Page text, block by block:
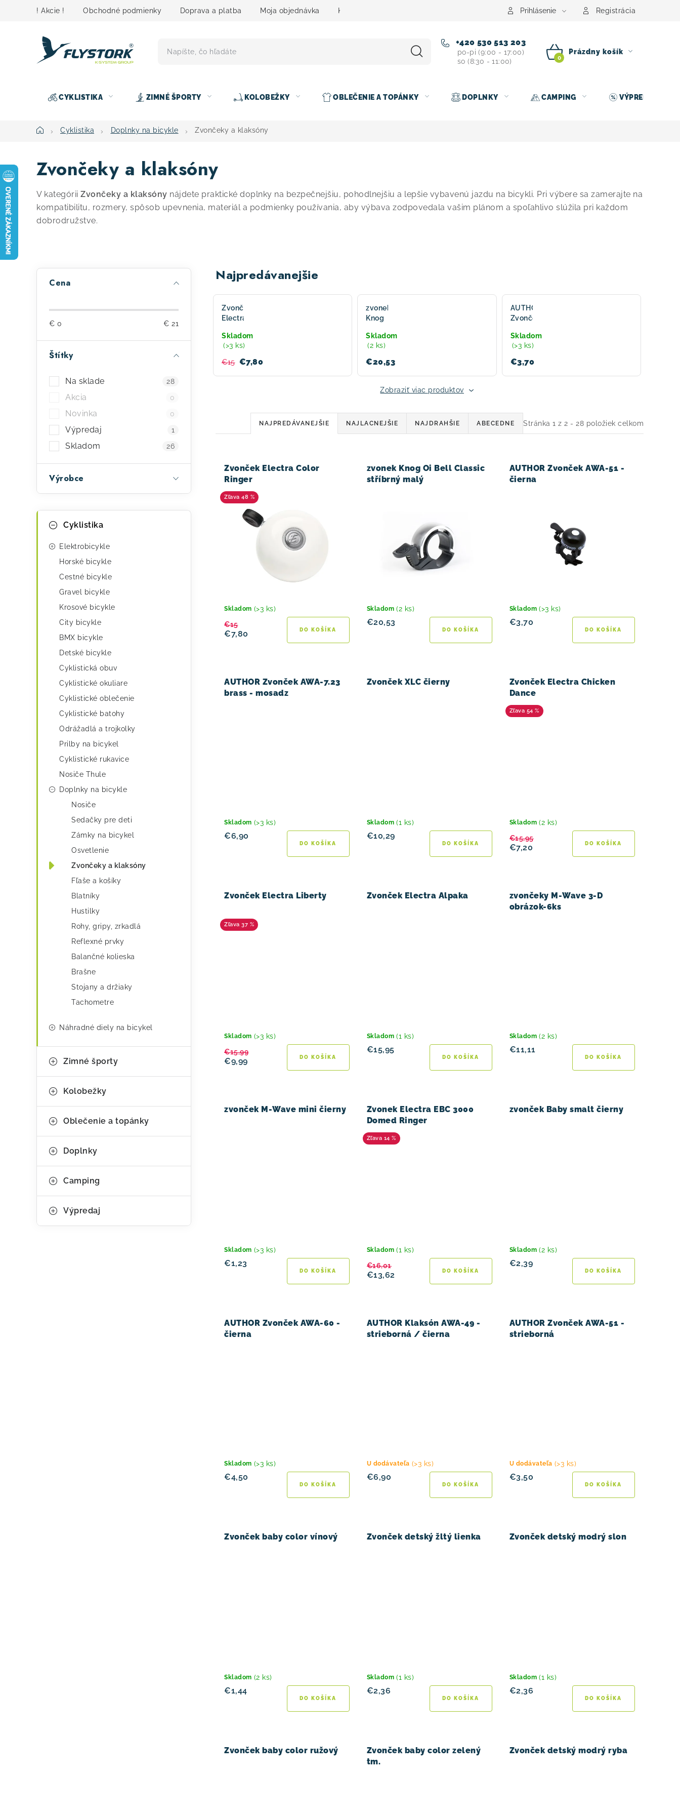
! Akcie ! Obchodné podmienky Doprava a platba Moja objednávka Kontakty Prihlásenie Registrácia
+420 530 513 203
po-pi (9:00 - 17:00)
so (8:30 - 11:00)
NÁKUPNÝ
Prázdny košík
CYKLISTIKA ZIMNÉ ŠPORTY KOLOBEŽKY OBLEČENIE A TOPÁNKY DOPLNKY CAMPING VÝPREDAJ
DomovCyklistika Doplnky na bicykle Zvončeky a klaksóny
Zvončeky a klaksóny
V kategórii Zvončeky a klaksóny nájdete praktické doplnky na bezpečnejšiu, pohodlnejšiu a lepšie vybavenú jazdu na bicykli. Pri výbere sa zamerajte na
kompatibilitu, rozmery, spôsob upevnenia, materiál a podmienky používania, aby výbava zodpovedala vašim plánom a spoľahlivo slúžila pri každom
dobrodružstve.
B
n
Cena
€ 0 € 21
Štítky
Na sklade 28
Akcia 0
Novinka 0
Výpredaj 1
Skladom 26
Výrobce
Preskočiť
kategórie
K
Cyklistika
Elektrobicykle
Horské bicykle
Cestné bicykle
Gravel bicykle
Krosové bicykle
City bicykle
BMX bicykle
Detské bicykle
Cyklistická obuv
Cyklistické okuliare
Cyklistické oblečenie
Cyklistické batohy
Odrážadlá a trojkolky
Prilby na bicykel
Cyklistické rukavice
Nosiče Thule
Doplnky na bicykle
Nosiče
Sedačky pre deti
Zámky na bicykel
Osvetlenie
Zvončeky a klaksóny
Fľaše a košíky
Blatníky
Hustilky
Rohy, gripy, zrkadlá
Reflexné prvky
Balančné kolieska
Brašne
Stojany a držiaky
Tachometre
Náhradné diely na bicykel
Zimné športy
Kolobežky
Oblečenie a topánky
Doplnky
Camping
Výpredaj
Najpredávanejšie
Zvonček
Electra
Ringer
Skladom
(>3 ks)
€15 €7,80
zvonek
Knog
Bell
Classic
stříbrný
Skladom
(2 ks)
€20,53
AUTHOR
Zvonček
51 -
čierna
Skladom
(>3 ks)
€3,70
Zobraziť viac produktov
Stránka 1 z 2 - 28 položiek celkom
R
a
d
e
n
i
e
p
d
o
NAJPREDÁVANEJŠIE NAJLACNEJŠIE NAJDRAHŠIE ABECEDNE
p
d
u
o
Zvonček Electra Color
Ringer
48 %
Skladom (>3 ks)
€7,80
€15
DO KOŠÍKA
zvonek Knog Oi Bell Classic
stříbrný malý
Skladom (2 ks)
€20,53
DO KOŠÍKA
AUTHOR Zvonček AWA-51 -
čierna
Skladom (>3 ks)
€3,70
DO KOŠÍKA
AUTHOR Zvonček AWA-7.23
brass - mosadz
Skladom (>3 ks)
€6,90
DO KOŠÍKA
Zvonček XLC čierny
Skladom (1 ks)
€10,29
DO KOŠÍKA
Zvonček Electra Chicken
Dance
54 %
Skladom (2 ks)
€7,20
€15,95
DO KOŠÍKA
Zvonček Electra Liberty
37 %
Skladom (>3 ks)
€9,99
€15,99
DO KOŠÍKA
Zvonček Electra Alpaka
Skladom (1 ks)
€15,95
DO KOŠÍKA
zvončeky M-Wave 3-D
obrázok-6ks
Skladom (2 ks)
€11,11
DO KOŠÍKA
zvonček M-Wave mini čierny
Skladom (>3 ks)
€1,23
DO KOŠÍKA
Zvonek Electra EBC 3000
Domed Ringer
14 %
Skladom (1 ks)
€13,62
€16,01
DO KOŠÍKA
zvonček Baby smalt čierny
Skladom (2 ks)
€2,39
DO KOŠÍKA
AUTHOR Zvonček AWA-60 -
čierna
Skladom (>3 ks)
€4,50
DO KOŠÍKA
AUTHOR Klaksón AWA-49 -
strieborná / čierna
U dodávateľa (>3 ks)
€6,90
DO KOŠÍKA
AUTHOR Zvonček AWA-51 -
strieborná
U dodávateľa (>3 ks)
€3,50
DO KOŠÍKA
Zvonček baby color vínový
Skladom (2 ks)
€1,44
DO KOŠÍKA
Zvonček detský žltý lienka
Skladom (1 ks)
€2,36
DO KOŠÍKA
Zvonček detský modrý slon
Skladom (1 ks)
€2,36
DO KOŠÍKA
Zvonček baby color ružový
Zvonček baby color zelený
tm.
Zvonček detský modrý ryba